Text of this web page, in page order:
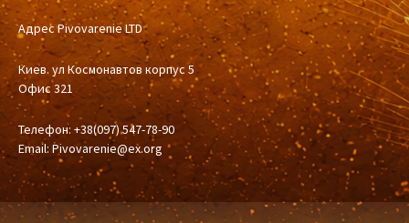
Адрес Pivovarenie LTD
Киев. ул Космонавтов корпус 5
Офис 321
Телефон: +38(097) 547-78-90
Email: Pivovarenie@ex.org